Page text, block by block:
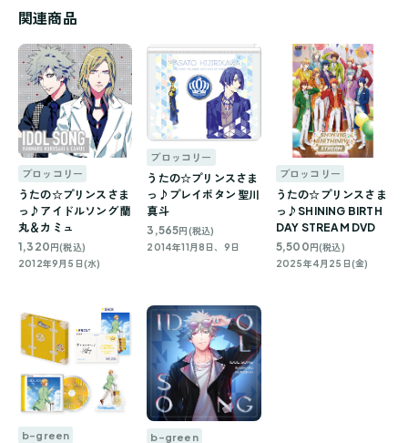
関連商品
ブロッコリー
うたの☆プリンスさま
っ♪アイドルソング 蘭
丸＆カミュ
1,320 円(税込)
2012年9月5日(水)
ブロッコリー
うたの☆プリンスさま
っ♪プレイボタン 聖川
真斗
3,565円(税込)
2014年11月8日、9日
ブロッコリー
うたの☆プリンスさま
っ♪SHINING BIRTH
DAY STREAM DVD
5,500 円(税込)
2025年4月25日(金)
b-green b-green